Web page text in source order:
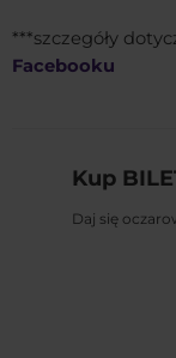
***szczegóły
Facebooku
Kup
Daj się